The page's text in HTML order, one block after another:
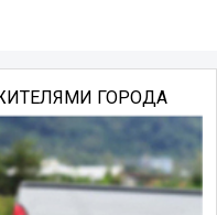
ГОРОДА